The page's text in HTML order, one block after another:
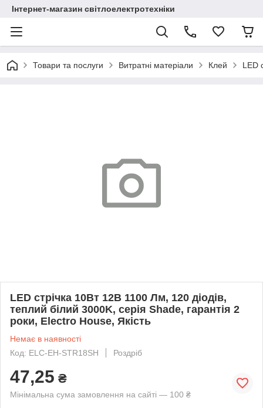
Інтернет-магазин світлоелектротехніки
Товари та послуги Витратні матеріали Клей LED
LED стрічка 10Вт 12В 1100 Лм, 120 діодів,
теплий білий 3000K, серія Shade, гарантія 2
роки, Electro House, Якість
Немає в наявності
Код: ELC-EH-STR18SH
Роздріб
47,25 ₴
Мінімальна сума замовлення на сайті — 100 ₴